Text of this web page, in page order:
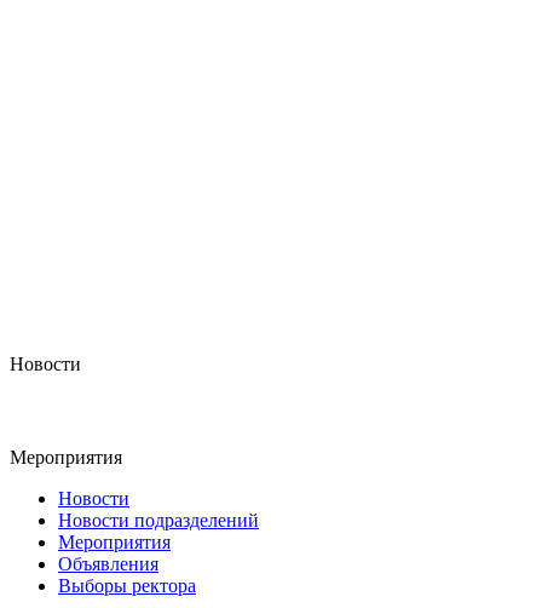
Новости
Мероприятия
Новости
Новости подразделений
Мероприятия
Объявления
Выборы ректора